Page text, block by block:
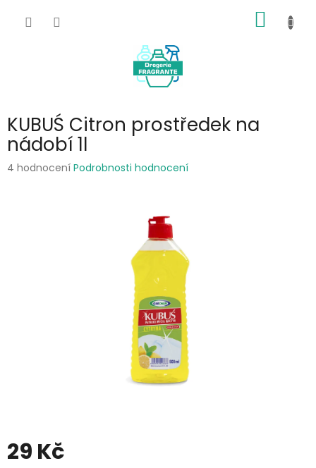
KOŠÍK
KUBUŚ Citron prostředek na
nádobí 1l
Průměrné
4 hodnocení Podrobnosti hodnocení
29 Kč